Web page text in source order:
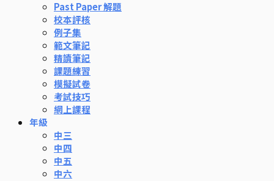
Past Paper 解題
校本評核
例子集
範文筆記
精讀筆記
課題練習
模擬試卷
考試技巧
網上課程
年級
中三
中四
中五
中六